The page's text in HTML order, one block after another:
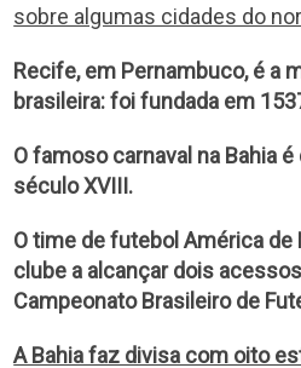
sobre algumas cidades do
Recife, em Pernambuco, é a
brasileira: foi fundada em
O famoso carnaval na Bahia
século XVIII.
O time de futebol América de
clube a alcançar dois
Campeonato Brasileiro de
A Bahia faz divisa com oito